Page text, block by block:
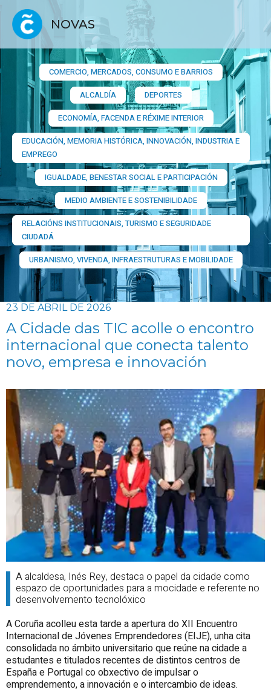
NOVAS
COMERCIO, MERCADOS, CONSUMO E BARRIOS​
ALCALDÍA
DEPORTES
ECONOMÍA, FACENDA E RÉXIME INTERIOR
EDUCACIÓN, MEMORIA HISTÓRICA, INNOVACIÓN, INDUSTRIA E
EMPREGO
IGUALDADE, BENESTAR SOCIAL E PARTICIPACIÓN
MEDIO AMBIENTE E SOSTENIBILIDADE
RELACIÓNS INSTITUCIONAIS, TURISMO E SEGURIDADE
CIUDADÁ
URBANISMO, VIVENDA, INFRAESTRUTURAS E MOBILIDADE
23 DE ABRIL DE 2026
A Cidade das TIC acolle o encontro
internacional que conecta talento
novo, empresa e innovación
A alcaldesa, Inés Rey, destaca o papel da cidade como
espazo de oportunidades para a mocidade e referente no
desenvolvemento tecnolóxico
A Coruña acolleu esta tarde a apertura do XII Encuentro
Internacional de Jóvenes Emprendedores (EIJE), unha cita
consolidada no ámbito universitario que reúne na cidade a
estudantes e titulados recentes de distintos centros de
España e Portugal co obxectivo de impulsar o
emprendemento, a innovación e o intercambio de ideas.